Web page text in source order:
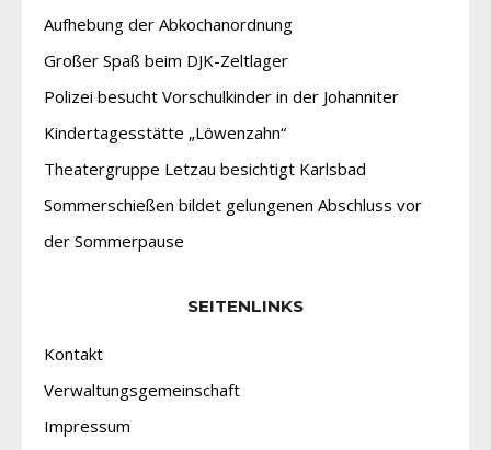
Aufhebung der Abkochanordnung
Großer Spaß beim DJK-Zeltlager
Polizei besucht Vorschulkinder in der Johanniter
Kindertagesstätte „Löwenzahn“
Theatergruppe Letzau besichtigt Karlsbad
Sommerschießen bildet gelungenen Abschluss vor
der Sommerpause
SEITENLINKS
Kontakt
Verwaltungsgemeinschaft
Impressum